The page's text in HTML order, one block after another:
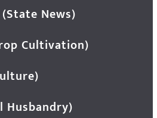
(State News)
Cultivation)
Husbandry)